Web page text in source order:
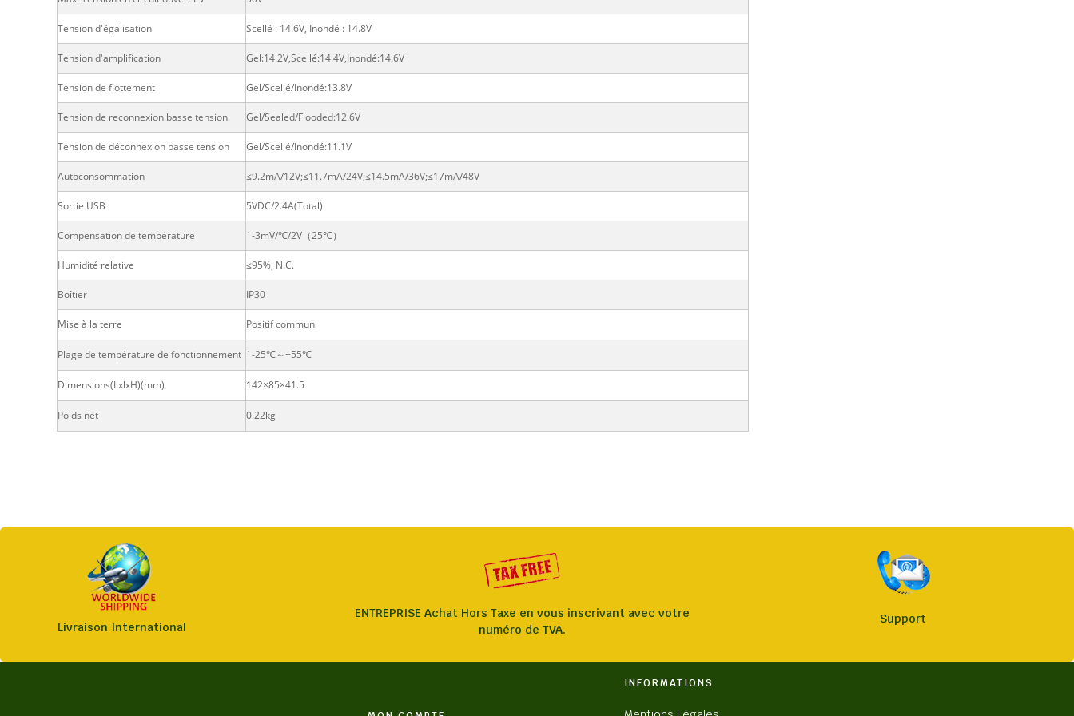
Tension d'égalisation Scellé : 14.6V, Inondé : 14.8V
Tension d'amplification Gel:14.2V,Scellé:14.4V,Inondé:14.6V
Tension de flottement Gel/Scellé/Inondé:13.8V
Tension de reconnexion basse tension Gel/Sealed/Flooded:12.6V
Tension de déconnexion basse tension Gel/Scellé/Inondé:11.1V
Autoconsommation ≤9.2mA/12V;≤11.7mA/24V;≤14.5mA/36V;≤17mA/48V
Sortie USB 5VDC/2.4A(Total)
Compensation de température `-3mV/℃/2V（25℃）
Humidité relative ≤95%, N.C.
Boîtier IP30
Mise à la terre Positif commun
Plage de température de fonctionnement `-25℃～+55℃
Dimensions(LxlxH)(mm) 142×85×41.5
Poids net 0.22kg
Livraison International
ENTREPRISE Achat Hors Taxe en vous inscrivant avec votre
numéro de TVA.
Support
INFORMATIONS